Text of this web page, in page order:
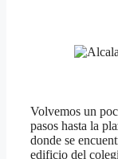
Volvemos un
pasos hasta la
donde se
edificio del